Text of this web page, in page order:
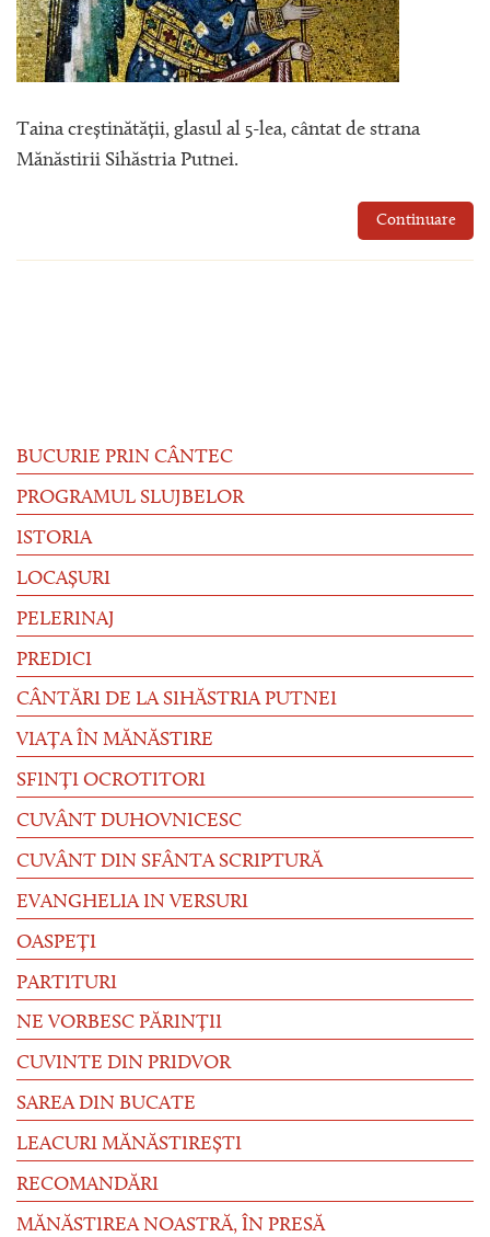
Taina creștinătății, glasul al 5-lea, cântat de strana
Mănăstirii Sihăstria Putnei.
Continuare
BUCURIE PRIN CÂNTEC
PROGRAMUL SLUJBELOR
ISTORIA
LOCAȘURI
PELERINAJ
PREDICI
CÂNTĂRI DE LA SIHĂSTRIA PUTNEI
VIAȚA ÎN MĂNĂSTIRE
SFINȚI OCROTITORI
CUVÂNT DUHOVNICESC
CUVÂNT DIN SFÂNTA SCRIPTURĂ
EVANGHELIA IN VERSURI
OASPEȚI
PARTITURI
NE VORBESC PĂRINȚII
CUVINTE DIN PRIDVOR
SAREA DIN BUCATE
LEACURI MĂNĂSTIREȘTI
RECOMANDĂRI
MĂNĂSTIREA NOASTRĂ, ÎN PRESĂ